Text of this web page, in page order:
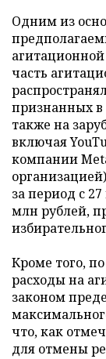
Одним из
часть
признанных в
также на
включая
компании
за период с
млн рублей,
Кроме того,
расходы на
законом
что, как
для отмены